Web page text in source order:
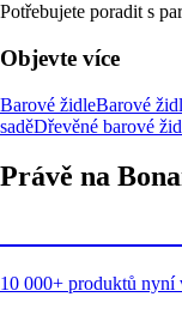
Potřebujete poradit s
Objevte více
Barové židleBarové
saděDřevěné barové
Právě na
10 000+ produktů nyní